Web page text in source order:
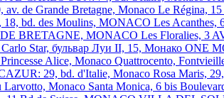
de Grande Bretagne, Monaco Le Régina,
18, bd. des Moulins, MONACO Les Acanthes,
BRETAGNE, MONACO Les Floralies, 3
Star, бульвар Луи II, 15, Монако ONE
Alice, Monaco Quattrocento,
29, bd. d'Italie, Monaco Rosa Maris,
Larvotto, Monaco Santa Monica, 6 bis